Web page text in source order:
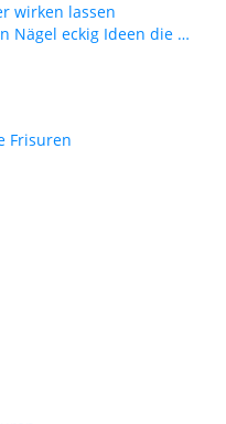
Nägel eckig Ideen die …
Frisuren